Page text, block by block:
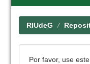
RIUdeG
Por favor, use